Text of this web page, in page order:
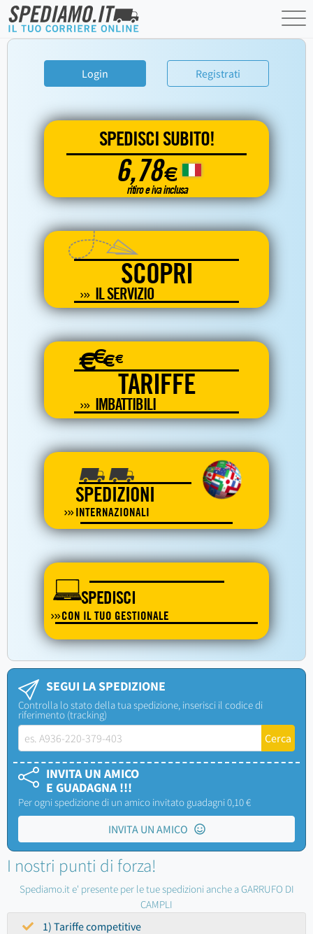
Login Registrati
SPEDISCI SUBITO!
6,78€
ritiro e iva inclusa
SCOPRI
IL SERVIZIO
€€€€
TARIFFE
IMBATTIBILI
SPEDIZIONI
INTERNAZIONALI
SPEDISCI
CON IL TUO GESTIONALE
SEGUI LA SPEDIZIONE
Controlla lo stato della tua spedizione, inserisci il codice di
riferimento (tracking)
INVITA UN AMICO
E GUADAGNA !!!
Per ogni spedizione di un amico invitato guadagni 0,10 €
INVITA UN AMICO
I nostri punti di forza!
Spediamo.it e' presente per le tue spedizioni anche a GARRUFO DI
CAMPLI
1) Tariffe competitive